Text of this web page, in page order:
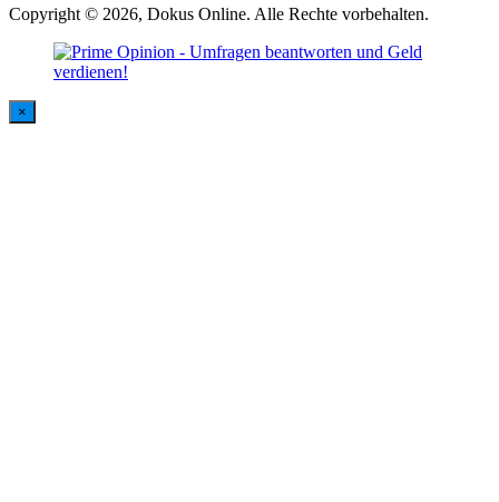
Copyright © 2026, Dokus Online. Alle Rechte vorbehalten.
×